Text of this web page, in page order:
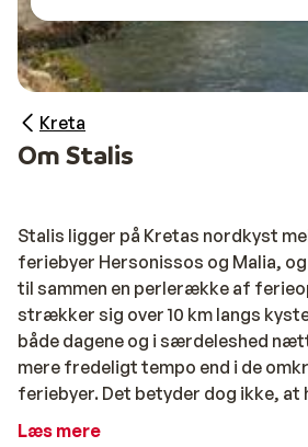
Kreta
Om Stalis
Stalis ligger på Kretas nordkyst
feriebyer Hersonissos og Malia,
til sammen en perlerække af
strækker sig over 10 km langs
både dagene og i særdeleshed
mere fredeligt tempo end i de
feriebyer. Det betyder dog ikke, at
forretninger eller udvalget af
Læs mere